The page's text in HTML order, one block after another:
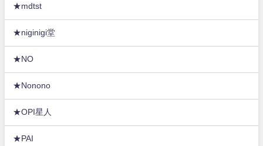
★mdtst
★niginigi堂
★NO
★Nonono
★OPI星人
★PAI